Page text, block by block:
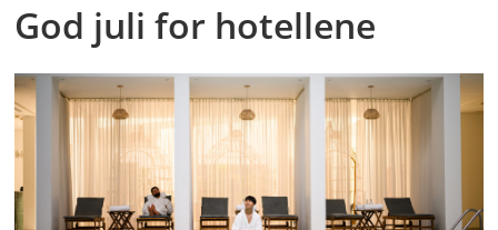
God juli for hotellene